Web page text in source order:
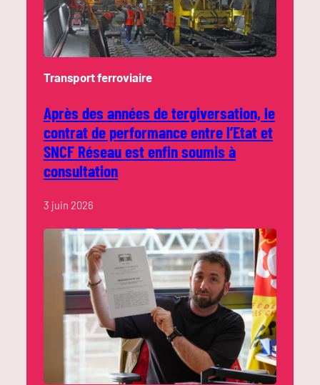
Transport ferroviaire
Après des années de tergiversation, le
contrat de performance entre l’Etat et
SNCF Réseau est enfin soumis à
consultation
3 juin 2026